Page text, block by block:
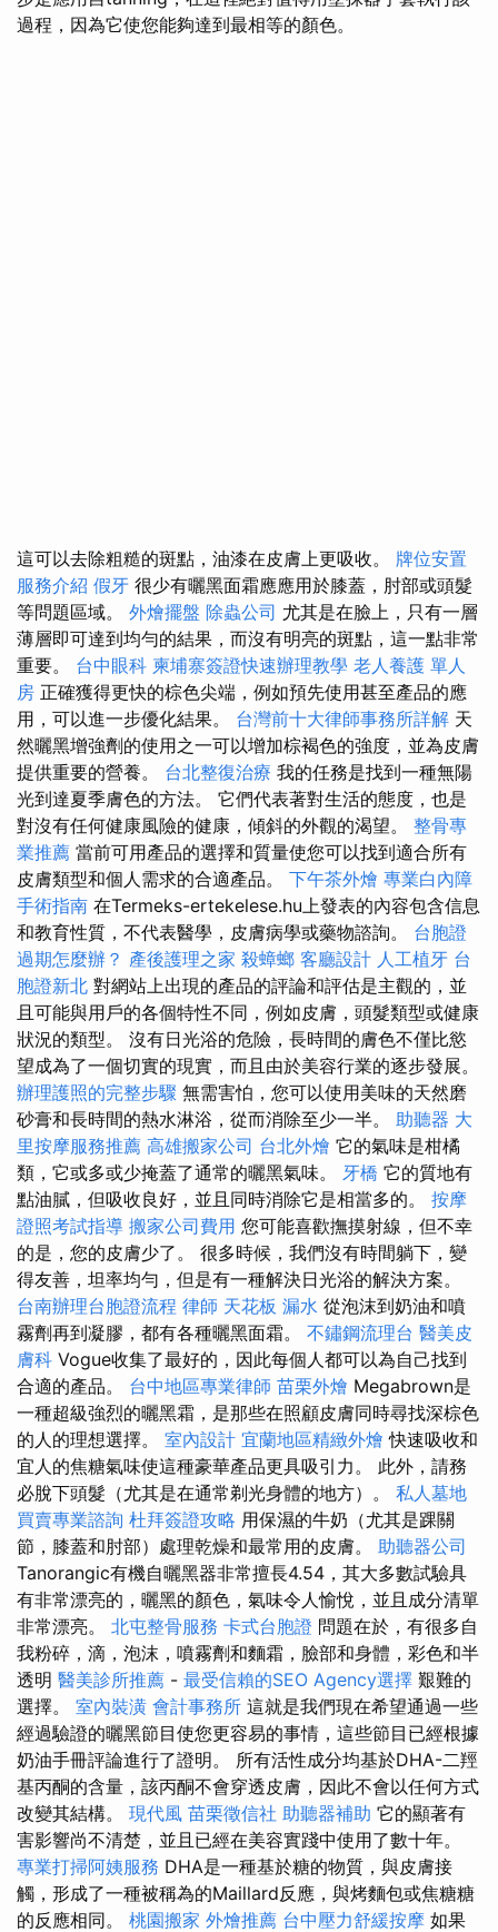
過程，因為它使您能夠達到最相等的顏色。
這可以去除粗糙的斑點，油漆在皮膚上更吸收。 牌位安置
服務介紹 假牙 很少有曬黑面霜應應用於膝蓋，肘部或頭髮
等問題區​​域。 外燴擺盤 除蟲公司 尤其是在臉上，只有一層
薄層即可達到均勻的結果，而沒有明亮的斑點，這一點非常
重要。 台中眼科 柬埔寨簽證快速辦理教學 老人養護 單人
房 正確獲得更快的棕色尖端，例如預先使用甚至產品的應
用，可以進一步優化結果。 台灣前十大律師事務所詳解 天
然曬黑增強劑的使用之一可以增加棕褐色的強度，並為皮膚
提供重要的營養。 台北整復治療 我的任務是找到一種無陽
光到達夏季膚色的方法。 它們代表著對生活的態度，也是
對沒有任何健康風險的健康，傾斜的外觀的渴望。 整骨專
業推薦 當前可用產品的選擇和質量使您可以找到適合所有
皮膚類型和個人需求的合適產品。 下午茶外燴 專業白內障
手術指南 在Termeks-ertekelese.hu上發表的內容包含信息
和教育性質，不代表醫學，皮膚病學或藥物諮詢。 台胞證
過期怎麼辦？ 產後護理之家 殺蟑螂 客廳設計 人工植牙 台
胞證新北 對網站上出現的產品的評論和評估是主觀的，並
且可能與用戶的各個特性不同，例如皮膚，頭髮類型或健康
狀況的類型。 沒有日光浴的危險，長時間的膚色不僅比慾
望成為了一個切實的現實，而且由於美容行業的逐步發展。
辦理護照的完整步驟 無需害怕，您可以使用美味的天然磨
砂膏和長時間的熱水淋浴，從而消除至少一半。 助聽器 大
里按摩服務推薦 高雄搬家公司 台北外燴 它的氣味是柑橘
類，它或多或少掩蓋了通常的曬黑氣味。 牙橋 它的質地有
點油膩，但吸收良好，並且同時消除它是相當多的。 按摩
證照考試指導 搬家公司費用 您可能喜歡撫摸射線，但不幸
的是，您的皮膚少了。 很多時候，我們沒有時間躺下，變
得友善，坦率均勻，但是有一種解決日光浴的解決方案。
台南辦理台胞證流程 律師 天花板 漏水 從泡沫到奶油和噴
霧劑再到凝膠，都有各種曬黑面霜。 不鏽鋼流理台 醫美皮
膚科 Vogue收集了最好的，因此每個人都可以為自己找到
合適的產品。 台中地區專業律師 苗栗外燴 Megabrown是
一種超級強烈的曬黑霜，是那些在照顧皮膚同時尋找深棕色
的人的理想選擇。 室內設計 宜蘭地區精緻外燴快速吸收和
宜人的焦糖氣味使這種豪華產品更具吸引力。 此外，請務
必脫下頭髮（尤其是在通常剃光身體的地方）。 私人墓地
買賣專業諮詢 杜拜簽證攻略 用保濕的牛奶（尤其是踝關
節，膝蓋和肘部）處理乾燥和最常用的皮膚。 助聽器公司
Tanorangic有機自曬黑器非常擅長4.54，其大多數試驗具
有非常漂亮的，曬黑的顏色，氣味令人愉悅，並且成分清單
非常漂亮。 北屯整骨服務 卡式台胞證 問題在於，有很多自
我粉碎，滴，泡沫，噴霧劑和麵霜，臉部和身體，彩色和半
透明 醫美診所推薦 - 最受信賴的SEO Agency選擇 艱難的
選擇。 室內裝潢 會計事務所 這就是我們現在希望通過一些
經過驗證的曬黑節目使您更容易的事情，這些節目已經根據
奶油手冊評論進行了證明。 所有活性成分均基於DHA-二羥
基丙酮的含量，該丙酮不會穿透皮膚，因此不會以任何方式
改變其結構。 現代風 苗栗徵信社 助聽器補助 它的顯著有
害影響尚不清楚，並且已經在美容實踐中使用了數十年。
專業打掃阿姨服務 DHA是一種基於糖的物質，與皮膚接
觸，形成了一種被稱為的Maillard反應，與烤麵包或焦糖糖
的反應相同。 桃園搬家 外燴推薦 台中壓力舒緩按摩 如果